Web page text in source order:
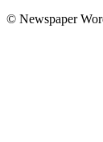
© Newspaper